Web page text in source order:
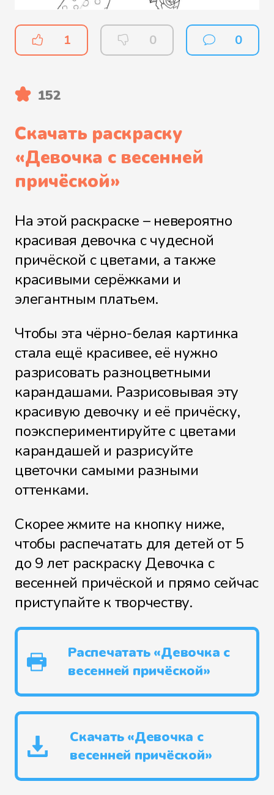
1 0 0
152
Скачать раскраску
«Девочка с весенней
причёской»
На этой раскраске – невероятно
красивая девочка с чудесной
причёской с цветами, а также
красивыми серёжками и
элегантным платьем.
Чтобы эта чёрно-белая картинка
стала ещё красивее, её нужно
разрисовать разноцветными
карандашами. Разрисовывая эту
красивую девочку и её причёску,
поэкспериментируйте с цветами
карандашей и разрисуйте
цветочки самыми разными
оттенками.
Скорее жмите на кнопку ниже,
чтобы распечатать для детей от 5
до 9 лет раскраску Девочка с
весенней причёской и прямо сейчас
приступайте к творчеству.
Распечатать «Девочка с
весенней причёской»
Скачать «Девочка с
весенней причёской»